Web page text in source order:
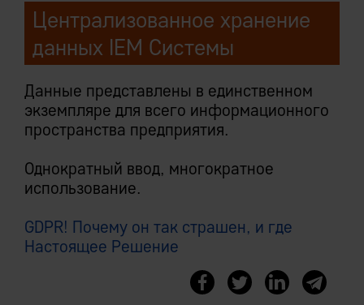
Централизованное хранение
данных IEM Системы
Данные представлены в единственном
экземпляре для всего информационного
пространства предприятия.
Однократный ввод, многократное
использование.
GDPR! Почему он так страшен, и где
Настоящее Решение